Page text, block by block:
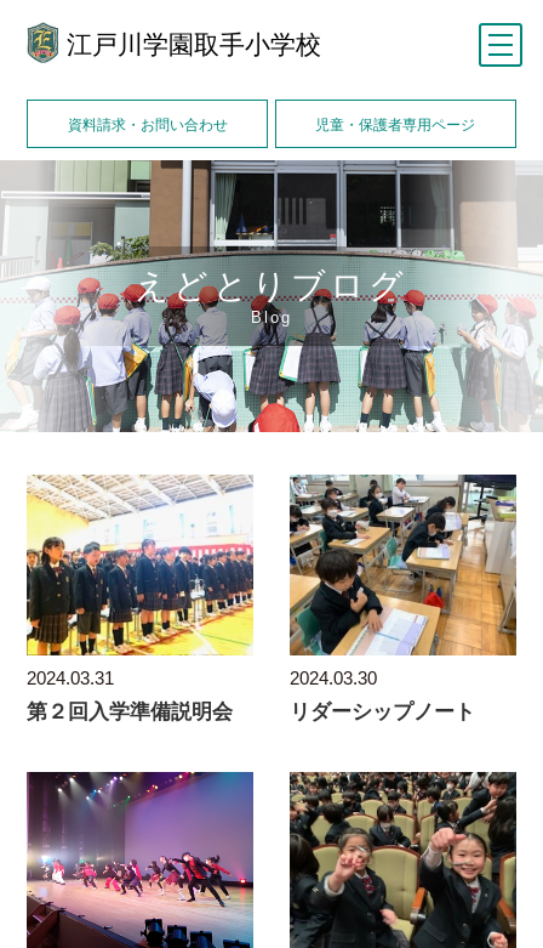
江戸川学園取手小学校
資料請求・お問い合わせ 児童・保護者専用ページ
えどとりブログ
Blog
メニュー
2024.03.31
第２回入学準備説明会
2024.03.30
リダーシップノート